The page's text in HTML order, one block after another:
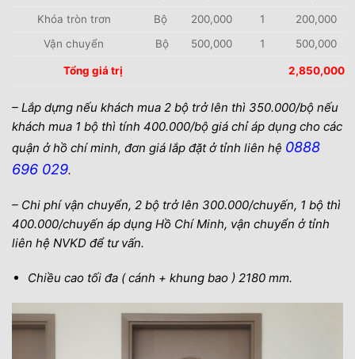
Khóa tròn trơn Bộ 200,000 1
200,000
Vận chuyển
Bộ 500,000 1 500,000
Tổng giá trị 2,850,000
– Lắp dựng nếu khách mua 2 bộ trở lên thì 350.000/bộ nếu
khách mua 1 bộ thì tính 400.000/bộ giá chỉ áp dụng cho các
quận ở hồ chí minh, đơn giá lắp đặt ở tỉnh liên hệ 0888
696 029.
– Chi phí vận chuyển, 2 bộ trở lên 300.000/chuyến, 1 bộ thì
400.000/chuyến áp dụng Hồ Chí Minh, vận chuyển ở tỉnh
liên hệ NVKD để tư vấn.
Chiều cao tối đa ( cánh + khung bao ) 2180 mm.